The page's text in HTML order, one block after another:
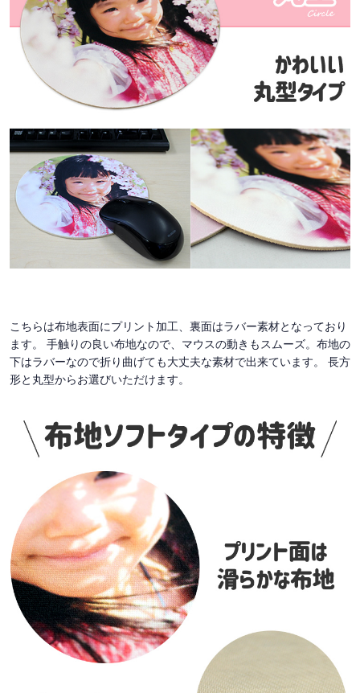
こちらは布地表面にプリント加工、裏面はラバー素材となっており
ます。 手触りの良い布地なので、マウスの動きもスムーズ。布地の
下はラバーなので折り曲げても大丈夫な素材で出来ています。 長方
形と丸型からお選びいただけます。